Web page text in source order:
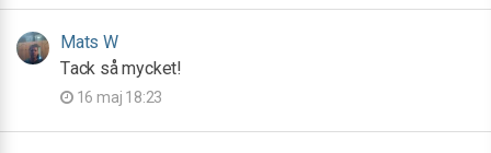
Mats W
Tack så mycket!
16 maj 18:23